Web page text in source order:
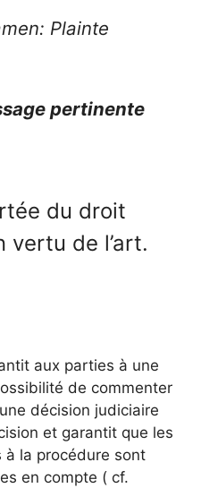
Plainte
pertinente
du droit
vertu de l’art.
aux parties à une
de commenter
décision judiciaire
et garantit que les
la procédure sont
en compte ( cf.